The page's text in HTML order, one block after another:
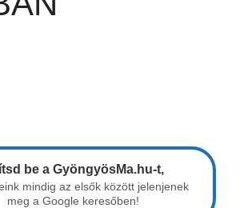
be a GyöngyösMa.hu-t,
mindig az elsők között jelenjenek
meg a Google keresőben!